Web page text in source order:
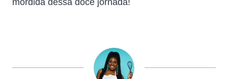
mordida dessa doce jornada!